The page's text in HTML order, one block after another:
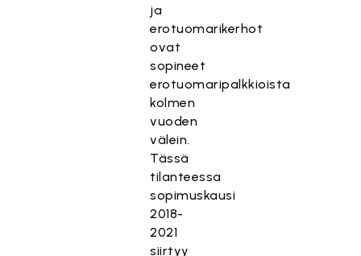
ja
erotuomarikerhot
ovat
sopineet
erotuomaripalkkioista
kolmen
vuoden
välein.
Tässä
tilanteessa
sopimuskausi
2018-
2021
siirtyy